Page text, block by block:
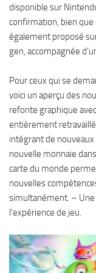
disponible sur
confirmation, bien
également proposé
gen, accompagnée
Pour ceux qui se
voici un aperçu des
refonte graphique
entièrement
intégrant de nouveaux
nouvelle monnaie
carte du monde
nouvelles
simultanément. –
l’expérience de jeu.